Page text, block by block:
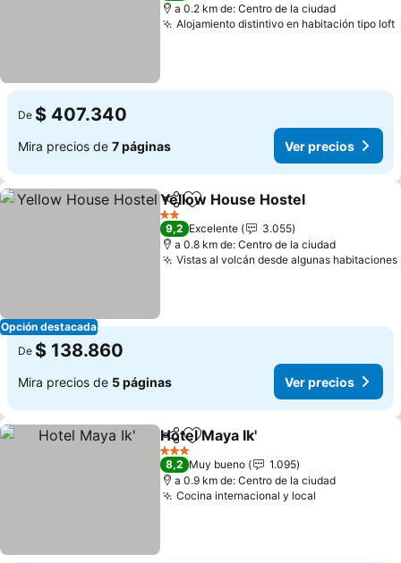
a 0.2 km de: Centro de la ciudad
Alojamiento distintivo en habitación tipo loft
De $ 407.340
Mira precios de 7 páginas Ver precios
Opción destacada
Compartir
Agregar a favoritos
Yellow House Hostel
2 Estrellas
9,2 Excelente
3.055
a 0.8 km de: Centro de la ciudad
Vistas al volcán desde algunas habitaciones
De $ 138.860
Mira precios de 5 páginas Ver precios
CompartirAgregar a favoritos
Hotel Maya Ik'
3 Estrellas
8,2 Muy bueno
1.095
a 0.9 km de: Centro de la ciudad
Cocina internacional y local